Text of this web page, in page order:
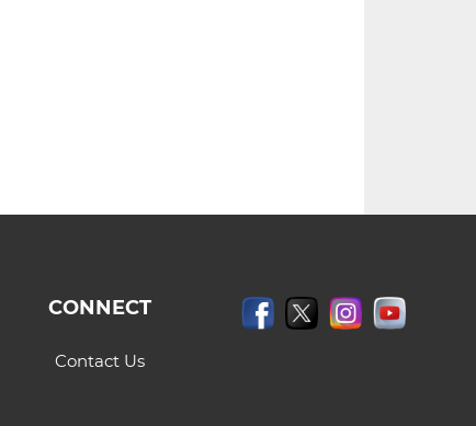
CONNECT
Contact Us